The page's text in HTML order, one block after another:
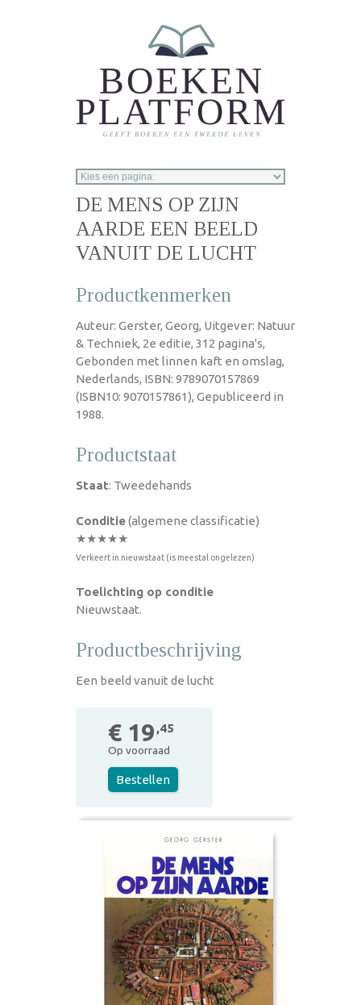
DE MENS OP ZIJN
AARDE EEN BEELD
VANUIT DE LUCHT
Productkenmerken
Auteur: Gerster, Georg, Uitgever: Natuur
& Techniek, 2e editie, 312 pagina's,
Gebonden met linnen kaft en omslag,
Nederlands, ISBN: 9789070157869
(ISBN10: 9070157861), Gepubliceerd in
1988.
Productstaat
Staat: Tweedehands
Conditie(algemene classificatie)
★★★★★
Verkeert in nieuwstaat (is meestal ongelezen)
Toelichting op conditie
Nieuwstaat.
Productbeschrijving
Een beeld vanuit de lucht
€ 19 ,45
Op voorraad
Bestellen